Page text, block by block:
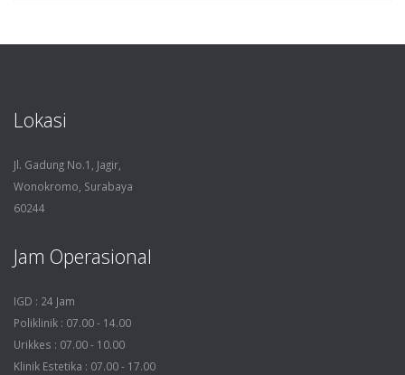
Lokasi
Jl. Gadung No.1, Jagir,
Wonokromo, Surabaya
60244
Jam Operasional
IGD : 24 Jam
Poliklinik : 07.00 - 14.00
Urikkes : 07.00 - 10.00
Klinik Estetika : 07.00 - 17.00